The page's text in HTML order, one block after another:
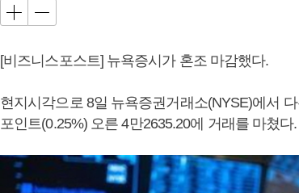
[비즈니스포스트] 뉴욕증시가 혼조 마감했다.
현지시각으로 8일 뉴욕증권거래소(NYSE)에서
포인트(0.25%) 오른 4만2635.20에 거래를 마쳤다.